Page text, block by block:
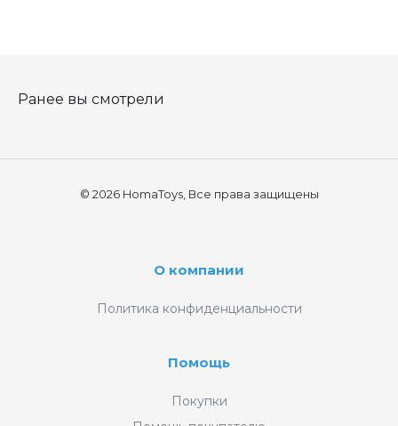
Ранее вы смотрели
© 2026 HomaToys, Все права защищены
О компании
Политика конфиденциальности
Помощь
Покупки